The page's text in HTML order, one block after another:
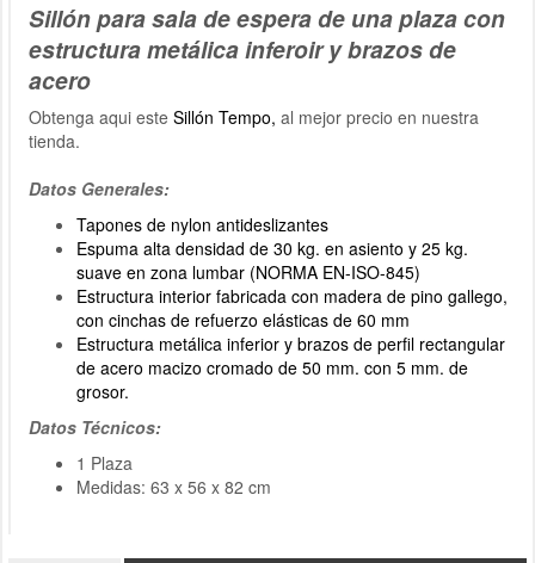
Sillón para sala de espera de una plaza con
estructura metálica inferoir y brazos de
acero
Obtenga aqui este Sillón Tempo, al mejor precio en nuestra
tienda.
Datos Generales:
Tapones de nylon antideslizantes
Espuma alta densidad de 30 kg. en asiento y 25 kg.
suave en zona lumbar (NORMA EN-ISO-845)
Estructura interior fabricada con madera de pino gallego,
con cinchas de refuerzo elásticas de 60 mm
Estructura metálica inferior y brazos de perfil rectangular
de acero macizo cromado de 50 mm. con 5 mm. de
grosor.
Datos Técnicos:
1 Plaza
Medidas: 63 x 56 x 82 cm